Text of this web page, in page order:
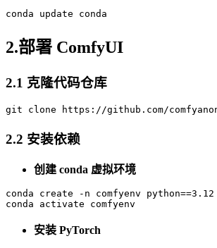
conda
2.部署 ComfyUI
2.1 克隆代码仓库
git
2.2 安装依赖
创建 conda 虚拟环境
conda create -n comfyenv python==3 . 12
conda
安装 PyTorch